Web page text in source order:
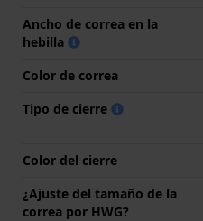
Ancho de correa en la
hebilla
Color de correa
Tipo de cierre
Color del cierre
¿Ajuste del tamaño de la
correa por HWG?